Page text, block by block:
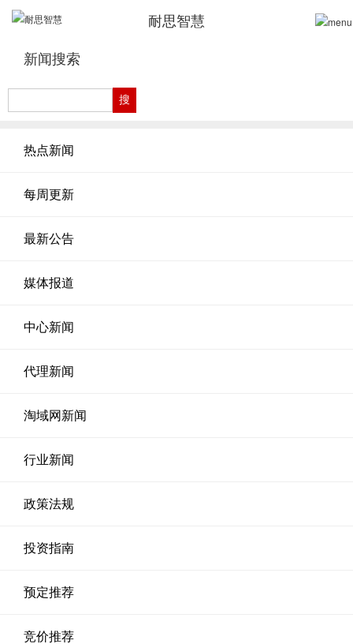
耐思智慧
新闻搜索
热点新闻
每周更新
最新公告
媒体报道
中心新闻
代理新闻
淘域网新闻
行业新闻
政策法规
投资指南
预定推荐
竞价推荐